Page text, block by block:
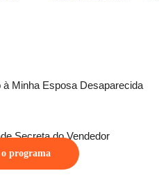
programa
à Minha Esposa Desaparecida
Secreta do Vendedor